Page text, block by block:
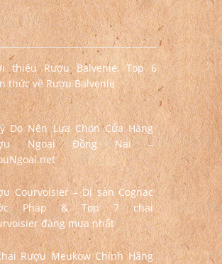
thiệu Rượu Balvenie, Top 6
thức về Rượu Balvenie
Do Nên Lựa Chọn Cửa Hàng
Ngoại Đồng Nai –
Courvoisier – Di sản Cognac
Pháp & Top 7 chai
đáng mua nhất
Rượu Meukow Chính Hãng